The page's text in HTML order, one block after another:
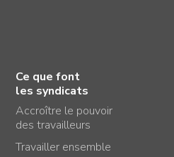
Ce que font
les syndicats
Accroître le pouvoir
des travailleurs
Travailler ensemble